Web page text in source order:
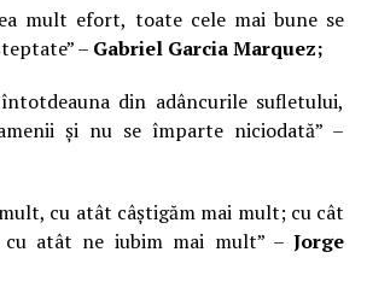
mult efort, toate cele mai bune se
– Gabriel Garcia Marquez;
din adâncurile sufletului,
și nu se împarte niciodată” –
cu atât câștigăm mai mult; cu cât
cu atât ne iubim mai mult” –Jorge